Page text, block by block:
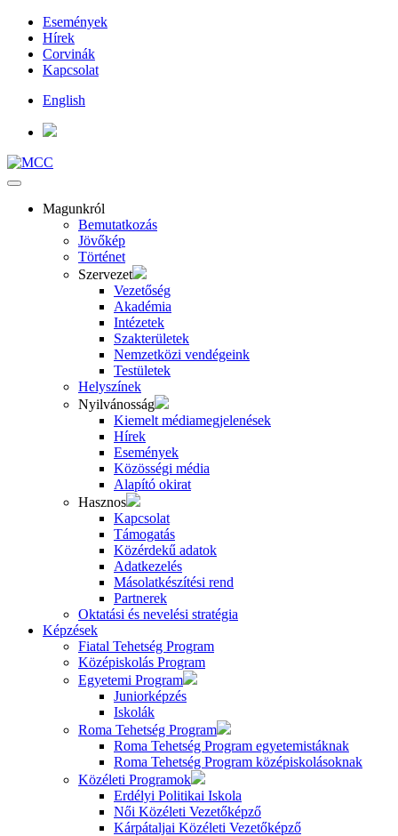
Események
Hírek
Corvinák
Kapcsolat
English
Magunkról
Bemutatkozás
Jövőkép
Történet
Szervezet
Vezetőség
Akadémia
Intézetek
Szakterületek
Nemzetközi vendégeink
Testületek
Helyszínek
Nyilvánosság
Kiemelt médiamegjelenések
Hírek
Események
Közösségi média
Alapító okirat
Hasznos
Kapcsolat
Támogatás
Közérdekű adatok
Adatkezelés
Másolatkészítési rend
Partnerek
Oktatási és nevelési stratégia
Képzések
Fiatal Tehetség Program
Középiskolás Program
Egyetemi Program
Juniorképzés
Iskolák
Roma Tehetség Program
Roma Tehetség Program egyetemistáknak
Roma Tehetség Program középiskolásoknak
Közéleti Programok
Erdélyi Politikai Iskola
Női Közéleti Vezetőképző
Kárpátaljai Közéleti Vezetőképző